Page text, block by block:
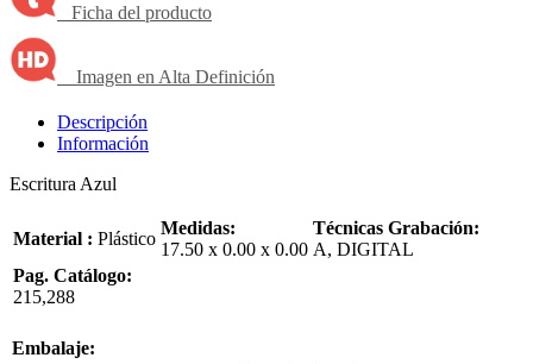
Ficha del producto
Imagen en Alta Definición
Descripción
Información
Escritura Azul
Material : Plástico
Medidas:
17.50 x 0.00 x 0.00
Técnicas Grabación:
A, DIGITAL
Pag. Catálogo:
215,288
Embalaje: